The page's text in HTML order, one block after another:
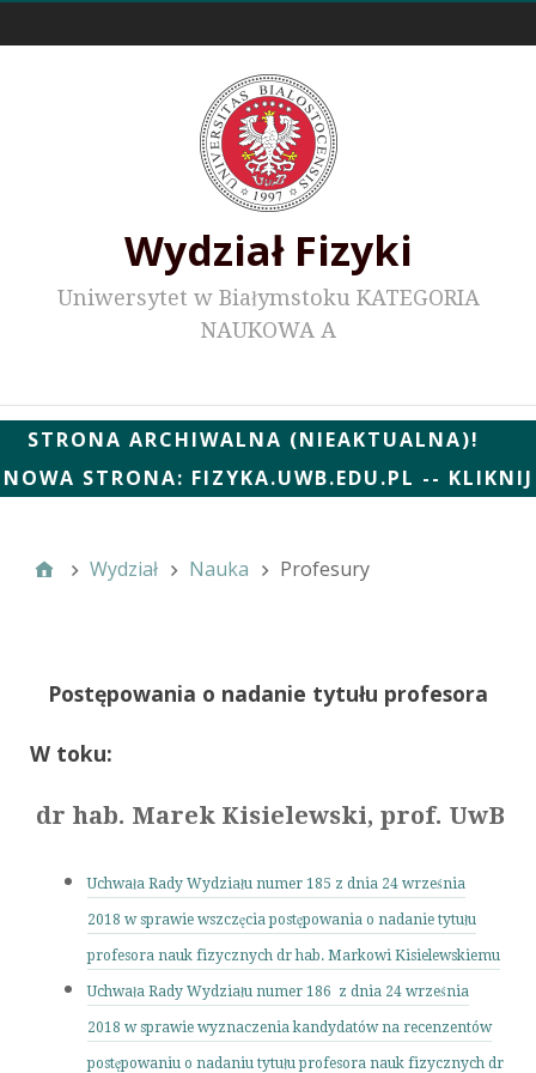
Wydział Fizyki
Uniwersytet w Białymstoku KATEGORIA
NAUKOWA A
STRONA ARCHIWALNA (NIEAKTUALNA)!
NOWA STRONA: FIZYKA.UWB.EDU.PL -- KLIKNIJ
Wydział Nauka Profesury
Postępowania o nadanie tytułu profesora
W toku:
dr hab. Marek Kisielewski, prof. UwB
Uchwała Rady Wydziału numer 185 z dnia 24 września
2018 w sprawie wszczęcia postępowania o nadanie tytułu
profesora nauk fizycznych dr hab. Markowi Kisielewskiemu
Uchwała Rady Wydziału numer 186 z dnia 24 września
2018 w sprawie wyznaczenia kandydatów na recenzentów
postępowaniu o nadaniu tytułu profesora nauk fizycznych dr